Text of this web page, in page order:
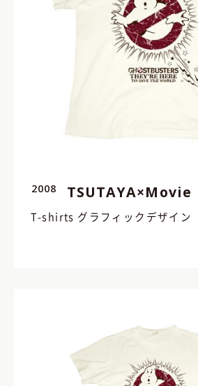
2008 TSUTAYA×Movie
T-shirts グラフィックデザイン